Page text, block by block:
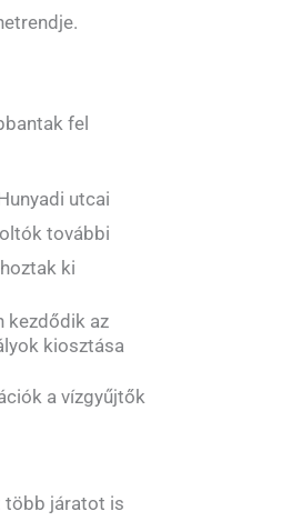
fel
utcai
további
ki
kezdődik az
kiosztása
a vízgyűjtők
több járatot is